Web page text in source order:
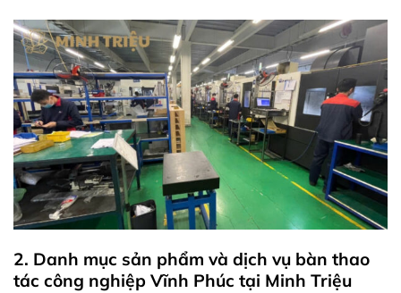
2. Danh mục sản phẩm và dịch vụ bàn thao
tác công nghiệp Vĩnh Phúc tại Minh Triệu